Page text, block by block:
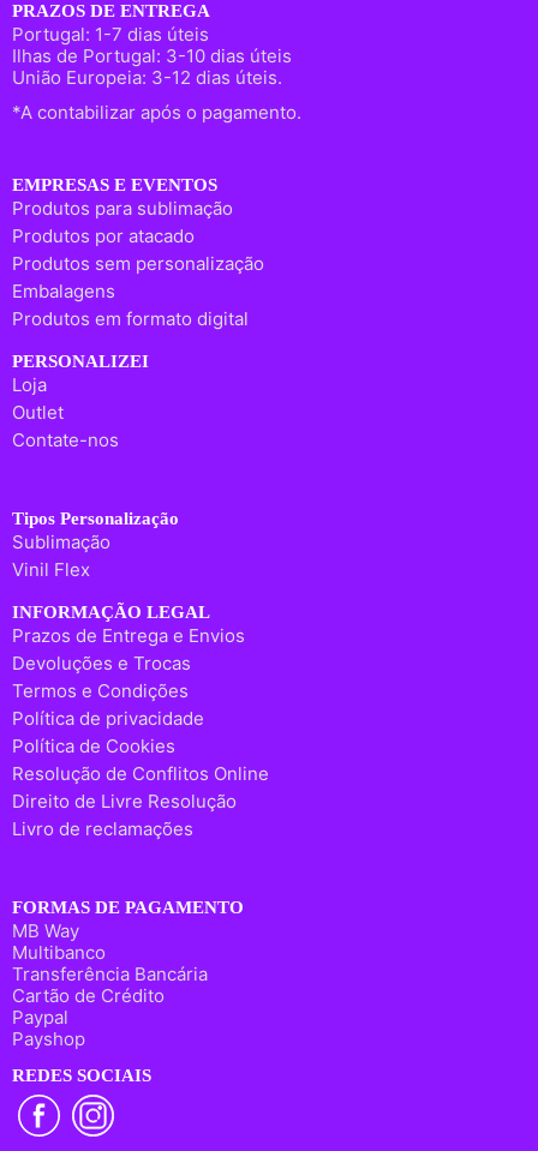
PRAZOS DE ENTREGA
Portugal: 1-7 dias úteis
Ilhas de Portugal: 3-10 dias úteis
União Europeia: 3-12 dias úteis.
*A contabilizar após o pagamento.
EMPRESAS E EVENTOS
Produtos para sublimação
Produtos por atacado
Produtos sem personalização
Embalagens
Produtos em formato digital
PERSONALIZEI
Loja
Outlet
Contate-nos
Tipos Personalização
Sublimação
Vinil Flex
INFORMAÇÃO LEGAL
Prazos de Entrega e Envios
Devoluções e Trocas
Termos e Condições
Política de privacidade
Política de Cookies
Resolução de Conflitos Online
Direito de Livre Resolução
Livro de reclamações
FORMAS DE PAGAMENTO
MB Way
Multibanco
Transferência Bancária
Cartão de Crédito
Paypal
Payshop
REDES SOCIAIS